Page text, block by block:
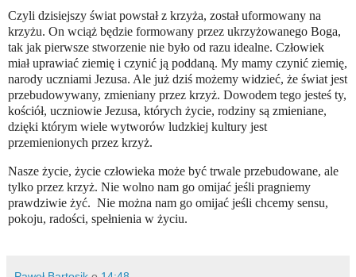
Czyli dzisiejszy świat powstał z krzyża, został uformowany na
krzyżu. On wciąż będzie formowany przez ukrzyżowanego Boga,
tak jak pierwsze stworzenie nie było od razu idealne. Człowiek
miał uprawiać ziemię i czynić ją poddaną. My mamy czynić ziemię,
narody uczniami Jezusa. Ale już dziś możemy widzieć, że świat jest
przebudowywany, zmieniany przez krzyż. Dowodem tego jesteś ty,
kościół, uczniowie Jezusa, których życie, rodziny są zmieniane,
dzięki którym wiele wytworów ludzkiej kultury jest
przemienionych przez krzyż.
Nasze życie, życie człowieka może być trwale przebudowane, ale
tylko przez krzyż. Nie wolno nam go omijać jeśli pragniemy
prawdziwie żyć. Nie można nam go omijać jeśli chcemy sensu,
pokoju, radości, spełnienia w życiu.